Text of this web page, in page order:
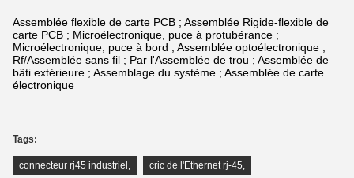
Assemblée flexible de carte PCB ; Assemblée Rigide-flexible de
carte PCB ; Microélectronique, puce à protubérance ;
Microélectronique, puce à bord ; Assemblée optoélectronique ;
Rf/Assemblée sans fil ; Par l'Assemblée de trou ; Assemblée de
bâti extérieure ; Assemblage du système ; Assemblée de carte
électronique
Tags:
connecteur rj45 industriel , cric de l'Ethernet rj-45,